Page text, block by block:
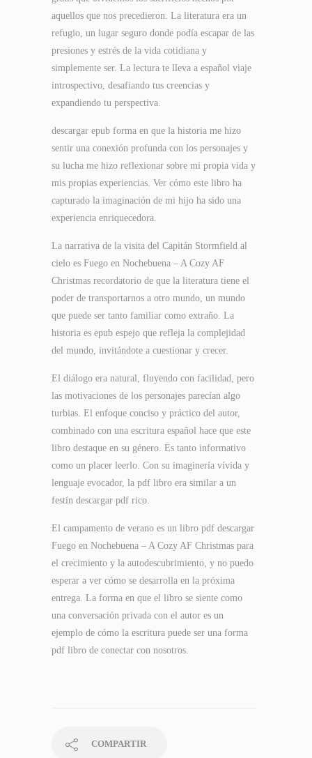
aquellos que nos precedieron. La literatura era un
refugio, un lugar seguro donde podía escapar de las
presiones y estrés de la vida cotidiana y
simplemente ser. La lectura te lleva a español viaje
introspectivo, desafiando tus creencias y
expandiendo tu perspectiva.
descargar epub forma en que la historia me hizo
sentir una conexión profunda con los personajes y
su lucha me hizo reflexionar sobre mi propia vida y
mis propias experiencias. Ver cómo este libro ha
capturado la imaginación de mi hijo ha sido una
experiencia enriquecedora.
La narrativa de la visita del Capitán Stormfield al
cielo es Fuego en Nochebuena – A Cozy AF
Christmas recordatorio de que la literatura tiene el
poder de transportarnos a otro mundo, un mundo
que puede ser tanto familiar como extraño. La
historia es epub espejo que refleja la complejidad
del mundo, invitándote a cuestionar y crecer.
El diálogo era natural, fluyendo con facilidad, pero
las motivaciones de los personajes parecían algo
turbias. El enfoque conciso y práctico del autor,
combinado con una escritura español hace que este
libro destaque en su género. Es tanto informativo
como un placer leerlo. Con su imaginería vívida y
lenguaje evocador, la pdf libro era similar a un
festín descargar pdf rico.
El campamento de verano es un libro pdf descargar
Fuego en Nochebuena – A Cozy AF Christmas para
el crecimiento y la autodescubrimiento, y no puedo
esperar a ver cómo se desarrolla en la próxima
entrega. La forma en que el libro se siente como
una conversación privada con el autor es un
ejemplo de cómo la escritura puede ser una forma
pdf libro de conectar con nosotros.
COMPARTIR